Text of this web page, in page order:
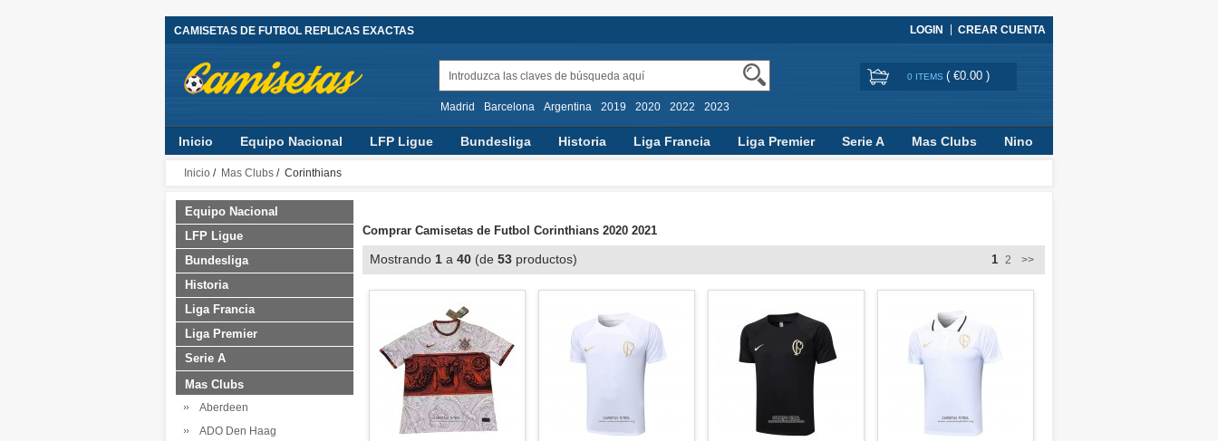
CAMISETAS DE FUTBOL REPLICAS EXACTAS LOGIN CREAR CUENTA
Madrid Barcelona Argentina 2019 2020 2022 2023
0 ITEMS ( €0.00 )
Inicio Equipo Nacional LFP Ligue Bundesliga Historia Liga Francia Liga Premier Serie A Mas Clubs Nino
Inicio / Mas Clubs / Corinthians
Equipo Nacional
LFP Ligue
Bundesliga
Historia
Liga Francia
Liga Premier
Serie A
Mas Clubs
Aberdeen
ADO Den Haag
Comprar Camisetas de Futbol Corinthians 2020 2021
Mostrando 1 a 40 (de 53 productos) 1 2 >>